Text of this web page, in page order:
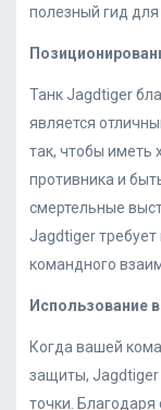
Танк Jagdtiger
является
так, чтобы иметь
противника и
смертельные
Jagdtiger
командного
Использование
Когда вашей
защиты, Jagdtiger
точки.